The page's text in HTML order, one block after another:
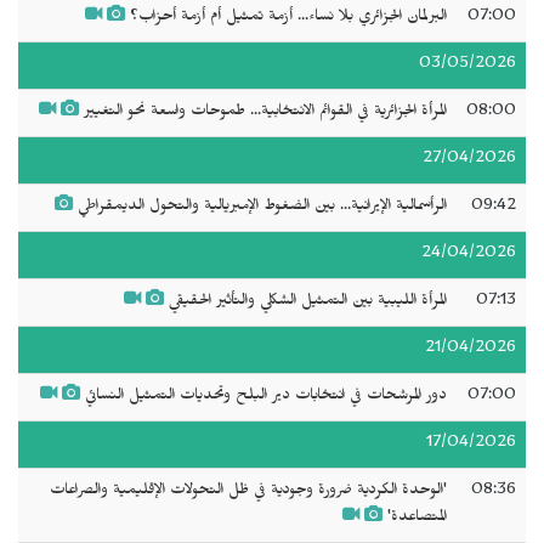
07:00 البرلمان الجزائري بلا نساء... أزمة تمثيل أم أزمة أحزاب؟
03/05/2026
08:00 المرأة الجزائرية في القوائم الانتخابية... طموحات واسعة نحو التغيير
27/04/2026
09:42 الرأسمالية الإيرانية... بين الضغوط الإمبريالية والتحول الديمقراطي
24/04/2026
07:13 المرأة الليبية بين التمثيل الشكلي والتأثير الحقيقي
21/04/2026
07:00 دور المرشحات في انتخابات دير البلح وتحديات التمثيل النسائي
17/04/2026
08:36
'الوحدة الكردية ضرورة وجودية في ظل التحولات الإقليمية والصراعات
المتصاعدة'